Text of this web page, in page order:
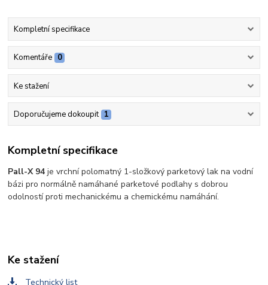
Kompletní specifikace
Komentáře 0
Ke stažení
Doporučujeme dokoupit 1
Kompletní specifikace
Pall-X 94 je vrchní polomatný 1-složkový parketový lak na vodní
bázi pro normálně namáhané parketové podlahy s dobrou
odolností proti mechanickému a chemickému namáhání.
Ke stažení
Technický list